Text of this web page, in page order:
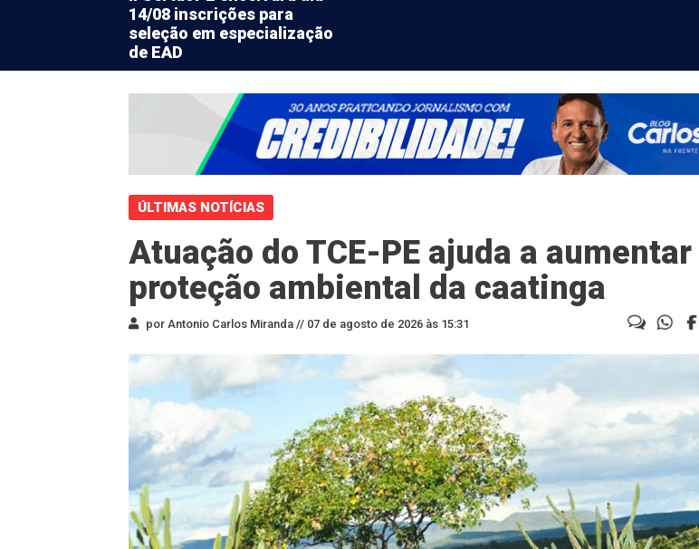
14/08 inscrições para
seleção em especialização
de EAD
ÚLTIMAS NOTÍCIAS
Atuação do TCE-PE ajuda a aumentar
proteção ambiental da caatinga
por Antonio Carlos Miranda // 07 de agosto de 2026 às 15:31